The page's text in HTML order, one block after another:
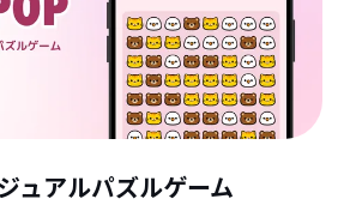
ュアルパズルゲーム